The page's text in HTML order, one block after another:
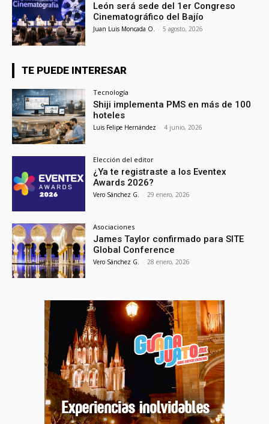
León será sede del 1er Congreso
Cinematográfico del Bajío
Juan Luis Moncada O. - 5 agosto, 2026
TE PUEDE INTERESAR
Tecnología
Shiji implementa PMS en más de 100
hoteles
Luis Felipe Hernández - 4 junio, 2026
Elección del editor
¿Ya te registraste a los Eventex
Awards 2026?
Vero Sánchez G. - 29 enero, 2026
Asociaciones
James Taylor confirmado para SITE
Global Conference
Vero Sánchez G. - 28 enero, 2026